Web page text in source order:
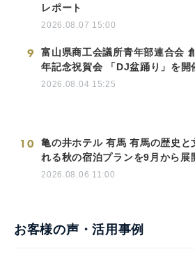
レポート
2026.08.07 15:00
9
富山県商工会議所青年部連合会
年記念祝賀会 「DJ盆踊り」を開
2026.08.04 15:25
10
亀の井ホテル 有馬 有馬の歴史と
れる秋の宿泊プランを9月から展
2026.08.06 11:00
お客様の声・活用事例